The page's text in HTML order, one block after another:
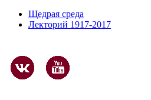
Щедрая среда
Лекторий 1917-2017